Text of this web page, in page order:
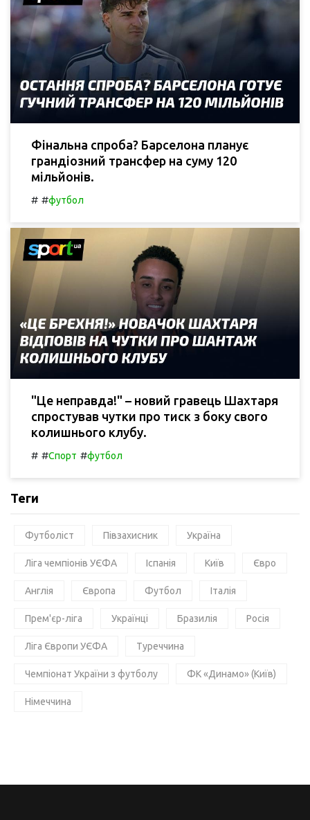
Фінальна спроба? Барселона планує
грандіозний трансфер на суму 120
мільйонів.
# #футбол
"Це неправда!" – новий гравець Шахтаря
спростував чутки про тиск з боку свого
колишнього клубу.
# #Спорт #футбол
Теги
Футболіст Півзахисник Україна
Ліга чемпіонів УЄФА Іспанія Київ Євро
Англія Європа Футбол Італія
Прем'єр-ліга Українці Бразилія Росія
Ліга Європи УЄФА Туреччина
Чемпіонат України з футболу ФК «Динамо» (Київ)
Німеччина